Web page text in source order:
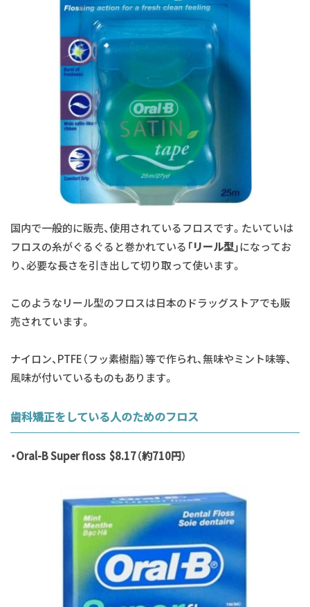
国内で一般的に販売、使用されているフロスです。たいていは
フロスの糸がぐるぐると巻かれている 「リール型」になってお
り、必要な長さを引き出して切り取って使います。
このようなリール型のフロスは日本のドラッグストアでも販
売されています。
ナイロン、PTFE（フッ素樹脂）等で作られ、無味やミント味等、
風味が付いているものもあります。
歯科矯正をしている人のためのフロス
・Oral-B Super floss $8.17（約710円）